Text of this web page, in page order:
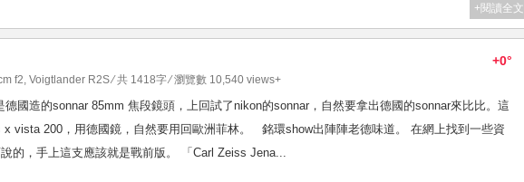
+閱讀全文
+0°
f2, Voigtlander R2S⁄ 共 1418字 ⁄ 瀏覽數 10,540 views+
國造的sonnar 85mm 焦段鏡頭，上回試了nikon的sonnar，自然要拿出德國的sonnar來比比。這
x vista 200，用德國鏡，自然要用回歐洲菲林。 銘環show出陣陣老德味道。 在網上找到一些資
的，手上這支應該就是戰前版。 「Carl Zeiss Jena...